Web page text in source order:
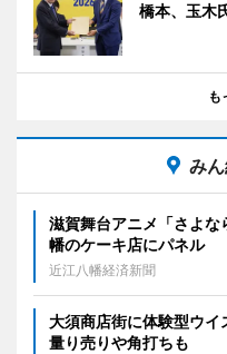
橋本、玉木
も
み
滋賀舞台アニメ「さよ
幡のケーキ店にパネル
近江八幡経済新聞
大須商店街に体験型ウ
量り売りや角打ちも